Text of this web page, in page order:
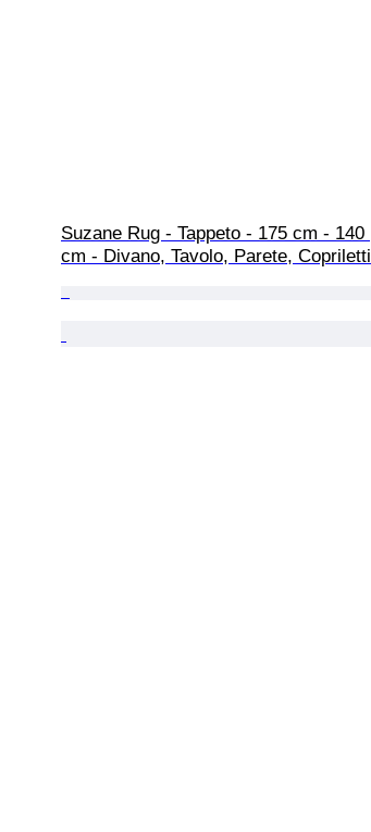
Suzane Rug - Tappeto - 175 cm - 140
cm - Divano, Tavolo, Parete, Copriletti